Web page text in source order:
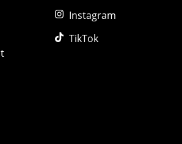
Instagram
TikTok